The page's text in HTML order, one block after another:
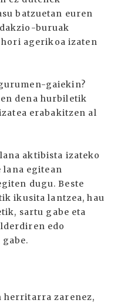
batzuetan euren
buruak
agerikoa izaten
gaiekin?
dena hurbiletik
erabakitzen al
aktibista izateko
lana egitean
dugu. Beste
ikusita lantzea, hau
sartu gabe eta
edo
herritarra zarenez,